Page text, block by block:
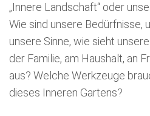
„Innere Landschaft“ oder
Wie sind unsere Bedürfnisse,
unsere Sinne, wie sieht
der Familie, am Haushalt, an
aus? Welche Werkzeuge
dieses Inneren Gartens?